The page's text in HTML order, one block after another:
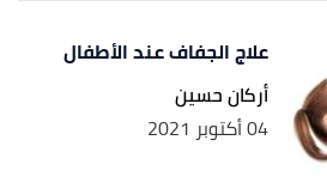
علاج الجفاف عند الأطفال
أركان حسين
04 أكتوبر 2021